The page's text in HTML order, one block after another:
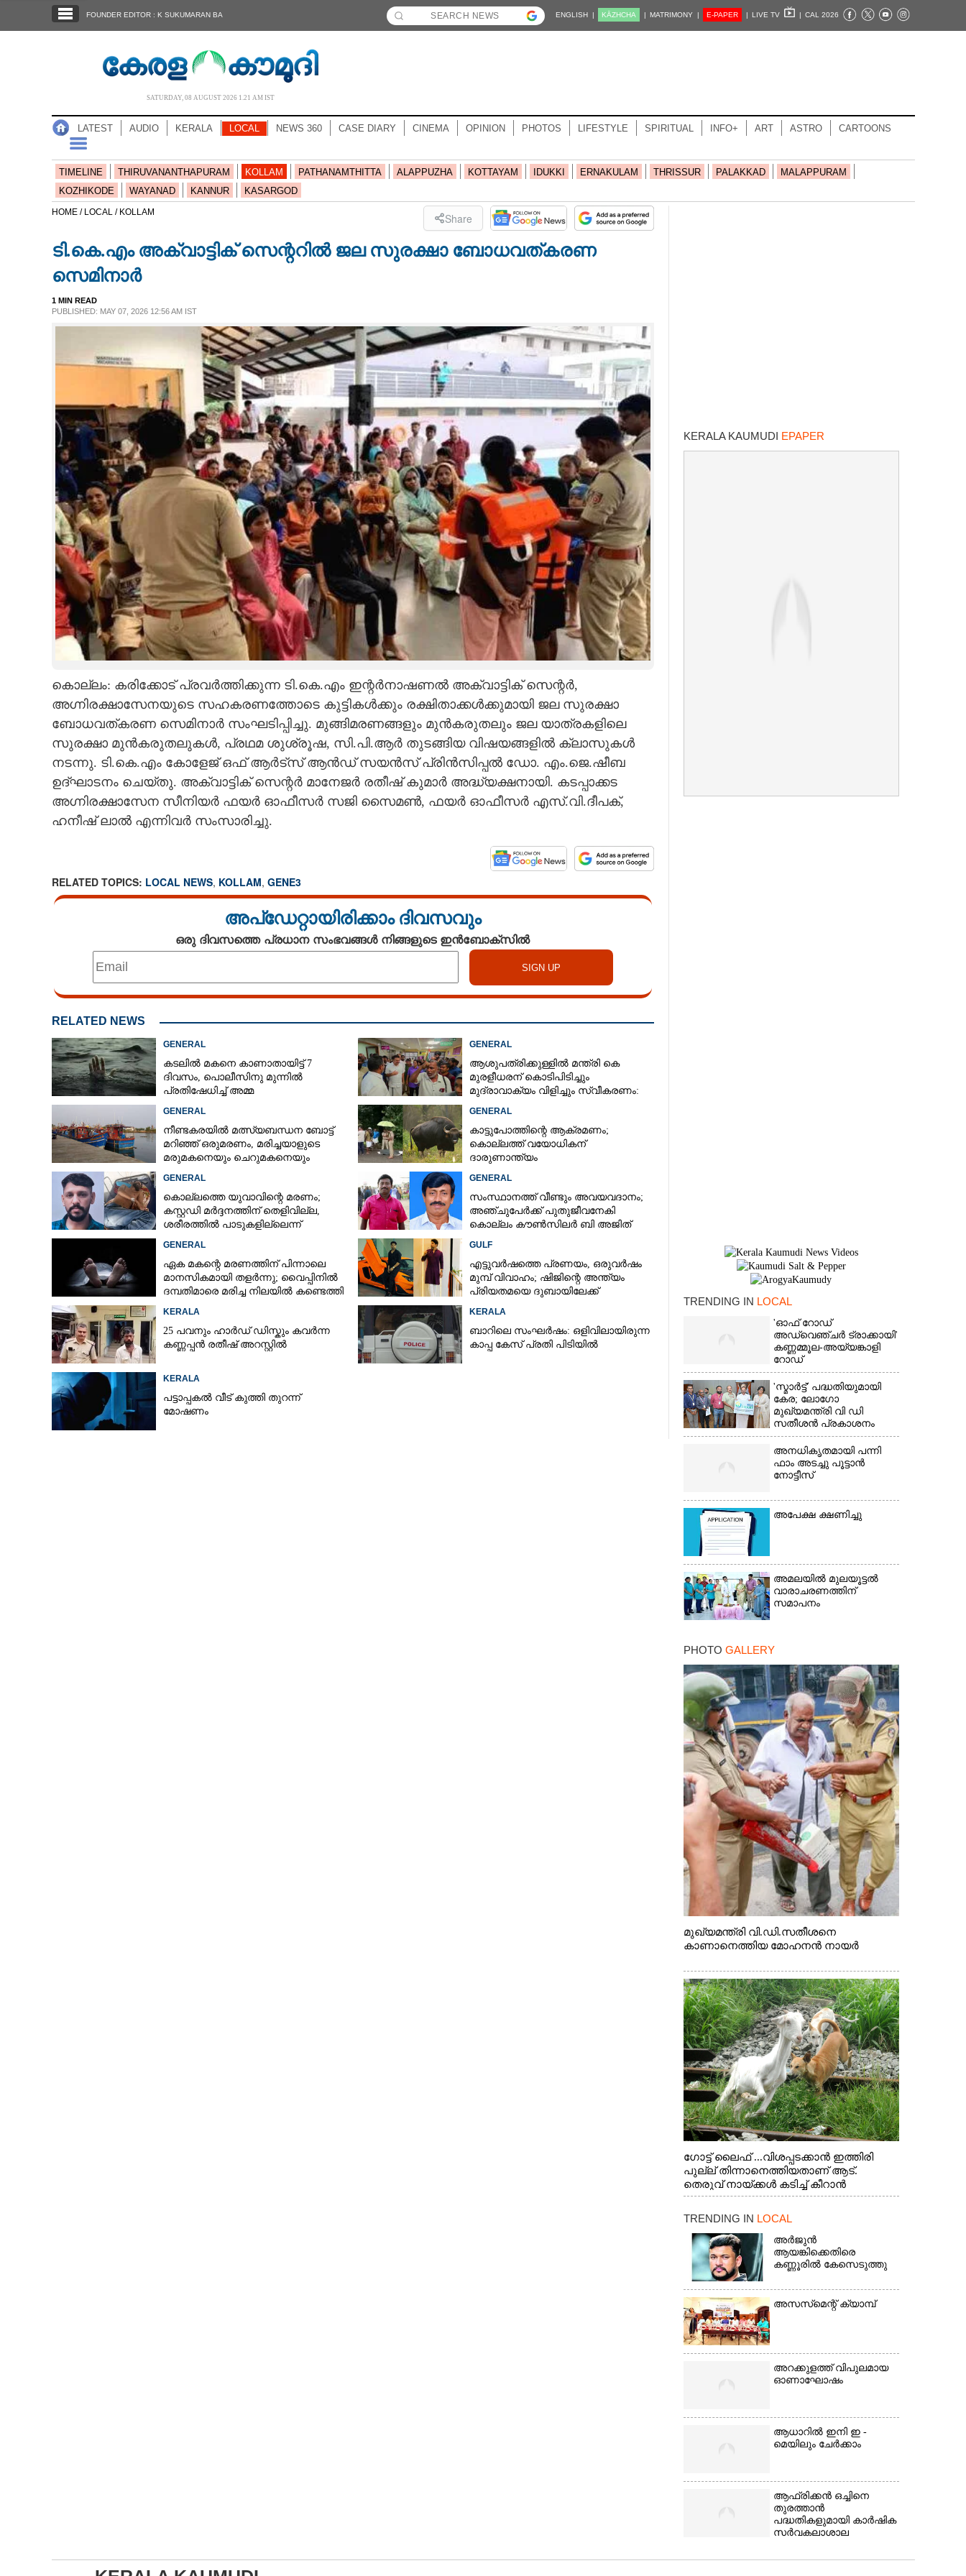
NOTIFIED NEWS
NEWS 360
LIFESTYLE
SPIRITUAL
LITERATURE
FOUNDER EDITOR : K SUKUMARAN BA ENGLISH | KĀZHCHA | MATRIMONY | E-PAPER | LIVE TV | CAL 2026
SATURDAY, 08 AUGUST 2026 1.21 AM IST
LATEST AUDIO KERALA LOCAL NEWS 360 CASE DIARY CINEMA OPINION PHOTOS LIFESTYLE SPIRITUAL INFO+ ART ASTRO CARTOONS
TIMELINE THIRUVANANTHAPURAM KOLLAM PATHANAMTHITTA ALAPPUZHA KOTTAYAM IDUKKI ERNAKULAM THRISSUR PALAKKAD
MALAPPURAM
KOZHIKODE
WAYANAD KANNUR KASARGOD
HOME / LOCAL / KOLLAM Share
ടി.കെ.എം അക്വാട്ടിക് സെന്ററിൽ ജല സുരക്ഷാ ബോധവത്കരണ
സെമിനാർ
1 MIN READ
PUBLISHED: MAY 07, 2026 12:56 AM IST
കൊല്ലം: കരിക്കോട് പ്രവർത്തിക്കുന്ന ടി.കെ.എം ഇന്റർനാഷണൽ അക്വാട്ടിക് സെന്റർ,
അഗ്നിരക്ഷാസേനയുടെ സഹകരണത്തോടെ കുട്ടികൾക്കും രക്ഷിതാക്കൾക്കുമായി ജല സുരക്ഷാ
ബോധവത്കരണ സെമിനാർ സംഘടിപ്പിച്ചു. മുങ്ങിമരണങ്ങളും മുൻകരുതലും ജല യാത്രകളിലെ
സുരക്ഷാ മുൻകരുതലുകൾ, പ്രഥമ ശുശ്രൂഷ, സി.പി.ആർ തുടങ്ങിയ വിഷയങ്ങളിൽ ക്ലാസുകൾ
നടന്നു. ടി.കെ.എം കോളേജ് ഒഫ് ആർട്സ് ആൻഡ് സയൻസ് പ്രിൻസിപ്പൽ ഡോ. എം.ജെ.ഷീബ
ഉദ്ഘാടനം ചെയ്തു. അക്വാട്ടിക് സെന്റർ മാനേജർ രതീഷ് കുമാർ അദ്ധ്യക്ഷനായി. കടപ്പാക്കട
അഗ്നിരക്ഷാസേന സീനിയർ ഫയർ ഓഫീസർ സജി സൈമൺ, ഫയർ ഓഫീസർ എസ്.വി.ദീപക്,
ഹനീഷ് ലാൽ എന്നിവർ സംസാരിച്ചു.
RELATED TOPICS: LOCAL NEWS, KOLLAM, GENE3
അപ്ഡേറ്റായിരിക്കാം ദിവസവും
ഒരു ദിവസത്തെ പ്രധാന സംഭവങ്ങൾ നിങ്ങളുടെ ഇൻബോക്സിൽ
RELATED NEWS
GENERAL
കടലിൽ മകനെ കാണാതായിട്ട് 7
ദിവസം, പൊലീസിനു മുന്നിൽ
പ്രതിഷേധിച്ച് അമ്മ
GENERAL
ആശുപത്രിക്കുള്ളിൽ മന്ത്രി കെ
മുരളീധരന് കൊടിപിടിച്ചും
മുദ്രാവാക്യം വിളിച്ചും സ്വീകരണം:
GENERAL
നീണ്ടകരയിൽ മത്സ്യബന്ധന ബോട്ട്
മറിഞ്ഞ്​ ഒരുമരണം,​ മരിച്ചയാളുടെ
മരുമകനെയും ചെറുമകനെയും
GENERAL
കാട്ടുപോത്തിന്റെ ആക്രമണം;
കൊല്ലത്ത് വയോധികന്
ദാരുണാന്ത്യം
GENERAL
കൊല്ലത്തെ യുവാവിന്റെ മരണം;
കസ്റ്റഡി മർദ്ദനത്തിന് തെളിവില്ല,
ശരീരത്തിൽ പാടുകളില്ലെന്ന്
GENERAL
സംസ്ഥാനത്ത് വീണ്ടും അവയവദാനം;
അഞ്ചുപേർക്ക് പുതുജീവനേകി
കൊല്ലം കൗൺസിലർ ബി അജിത്
GENERAL
ഏക മകന്റെ മരണത്തിന് പിന്നാലെ
മാനസികമായി തളർന്നു; വൈപ്പിനിൽ
ദമ്പതിമാരെ മരിച്ച നിലയിൽ കണ്ടെത്തി
GULF
എട്ടുവർഷത്തെ പ്രണയം,​ ഒരുവർഷം
മുമ്പ് വിവാഹം; ഷിജിന്റെ അന്ത്യം
പ്രിയതമയെ ദുബായിലേക്ക്
KERALA
25 പവനും ഹാർഡ് ഡിസ്കും കവർന്ന
കണ്ണപ്പൻ രതീഷ് അറസ്റ്റിൽ
KERALA
ബാറിലെ സംഘർഷം: ഒളിവിലായിരുന്ന
കാപ്പ കേസ് പ്രതി പിടിയിൽ
KERALA
പട്ടാപ്പകൽ വീട് കുത്തി തുറന്ന്
മോഷണം
KERALA KAUMUDI EPAPER
TRENDING IN LOCAL
'ഓഫ് റോഡ്
അഡ്വെഞ്ചർ ട്രാക്കായി'
കണ്ണമ്മൂല-അയ്യങ്കാളി
റോഡ്
'സ്മാർട്ട്' പദ്ധതിയുമായി
കേര; ലോഗോ
മുഖ്യമന്ത്രി വി ഡി
സതീശൻ പ്രകാശനം
ചെയ്തു
അനധികൃതമായി പന്നി
ഫാം അടച്ചു പൂട്ടാൻ
നോട്ടീസ്
അപേക്ഷ ക്ഷണിച്ചു
അമലയിൽ മുലയൂട്ടൽ
വാരാചരണത്തിന്
സമാപനം
PHOTO GALLERY
മുഖ്യമന്ത്രി വി.ഡി.സതീശനെ
കാണാനെത്തിയ മോഹനൻ നായർ
ഗോട്ട് ലൈഫ് ...വിശപ്പടക്കാൻ ഇത്തിരി
പുല്ല് തിന്നാനെത്തിയതാണ് ആട്.
തെരുവ് നായ്ക്കൾ കടിച്ച് കീറാൻ
വന്നതോടെ വയറിന്റെ ആന്തൽ മറന്ന്
വാത്തുരുത്തിയിൽ നിന്നുള്ള കാഴ്ച
TRENDING IN LOCAL
അർജുൻ
ആയങ്കിക്കെതിരെ
കണ്ണൂരിൽ കേസെടുത്തു
അസസ്‌മെന്റ് ക്യാമ്പ്
അറക്കുളത്ത് വിപുലമായ
ഓണാഘോഷം
ആധാറിൽ ഇനി ഇ -
മെയിലും ചേർക്കാം
ആഫ്രിക്കൻ ഒച്ചിനെ
തുരത്താൻ
പദ്ധതികളുമായി കാർഷിക
സർവകലാശാല